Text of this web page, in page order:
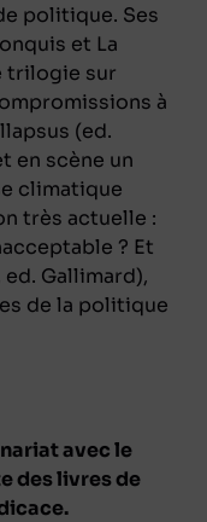
politique. Ses
et La
trilogie sur
à
(ed.
en scène un
climatique
très actuelle :
? Et
ed. Gallimard),
de la politique
avec le
des livres de